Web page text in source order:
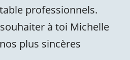
professionnels.
à toi Michelle
plus sincères